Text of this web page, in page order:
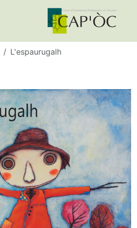
L'espaurugalh